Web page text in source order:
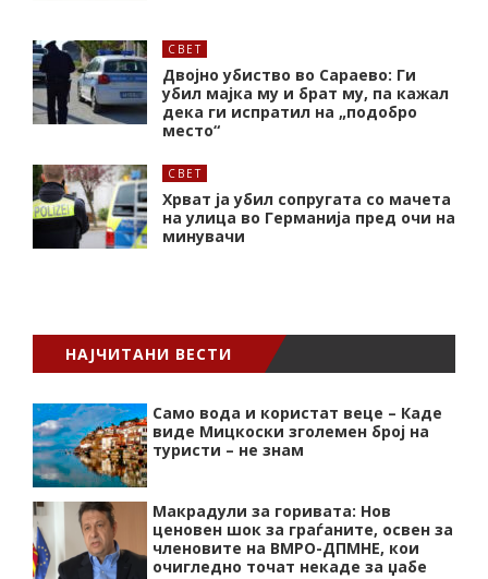
СВЕТ
Двојно убиство во Сараево: Ги
убил мајка му и брат му, па кажал
дека ги испратил на „подобро
место“
СВЕТ
Хрват ја убил сопругата со мачета
на улица во Германија пред очи на
минувачи
НАЈЧИТАНИ ВЕСТИ
Само вода и користат веце – Каде
виде Мицкоски зголемен број на
туристи – не знам
Макрадули за горивата: Нов
ценовен шок за граѓаните, освен за
членовите на ВМРО-ДПМНЕ, кои
очигледно точат некаде за џабе